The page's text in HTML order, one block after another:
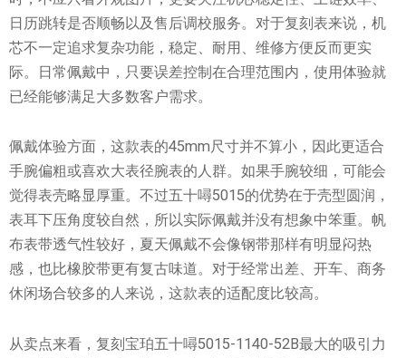
日历跳转是否顺畅以及售后调校服务。对于复刻表来说，机
芯不一定追求复杂功能，稳定、耐用、维修方便反而更实
际。日常佩戴中，只要误差控制在合理范围内，使用体验就
已经能够满足大多数客户需求。
佩戴体验方面，这款表的45mm尺寸并不算小，因此更适合
手腕偏粗或喜欢大表径腕表的人群。如果手腕较细，可能会
觉得表壳略显厚重。不过五十噚5015的优势在于壳型圆润，
表耳下压角度较自然，所以实际佩戴并没有想象中笨重。帆
布表带透气性较好，夏天佩戴不会像钢带那样有明显闷热
感，也比橡胶带更有复古味道。对于经常出差、开车、商务
休闲场合较多的人来说，这款表的适配度比较高。
从卖点来看，复刻宝珀五十噚5015-1140-52B最大的吸引力